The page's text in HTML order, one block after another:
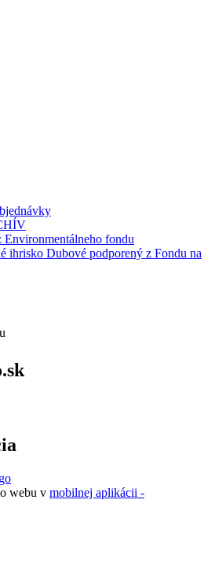
Environmentálneho fondu
ihrisko Dubové podporený z Fondu na
webu v mobilnej aplikácii -